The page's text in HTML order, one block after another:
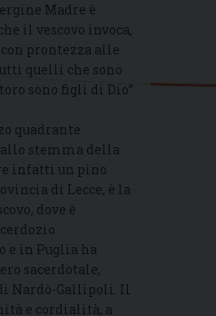
Madre è
il vescovo invoca,
prontezza alle
quelli che sono
sono figli di Dio”
quadrante
stemma della
infatti un pino
di Lecce, è la
dove è
e in Puglia ha
sacerdotale,
Nardò-Gallipoli. Il
e cordialità, a